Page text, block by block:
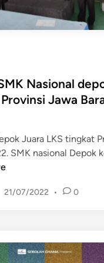
Nasional
Jawa
Juara LKS tingkat
SMK nasional Depok
21/07/2022 • 0